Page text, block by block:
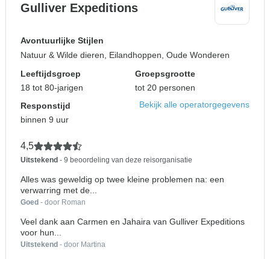
Gulliver Expeditions
Avontuurlijke Stijlen
Natuur & Wilde dieren, Eilandhoppen, Oude Wonderen
Leeftijdsgroep
18 tot 80-jarigen
Groepsgrootte
tot 20 personen
Responstijd
binnen 9 uur
Bekijk alle operatorgegevens
4,5
Uitstekend - 9 beoordeling van deze reisorganisatie
Alles was geweldig op twee kleine problemen na: een
verwarring met de...
Goed - door Roman
Veel dank aan Carmen en Jahaira van Gulliver Expeditions
voor hun...
Uitstekend - door Martina